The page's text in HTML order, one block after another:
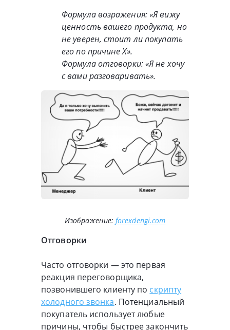
Формула возражения: «Я вижу
ценность вашего продукта, но
не уверен, стоит ли покупать
его по причине X».
Формула отговорки: «Я не хочу
с вами разговаривать».
Изображение: forexdengi.com
Отговорки
Часто отговорки — это первая
реакция переговорщика,
позвонившего клиенту по скрипту
холодного звонка. Потенциальный
покупатель использует любые
причины, чтобы быстрее закончить